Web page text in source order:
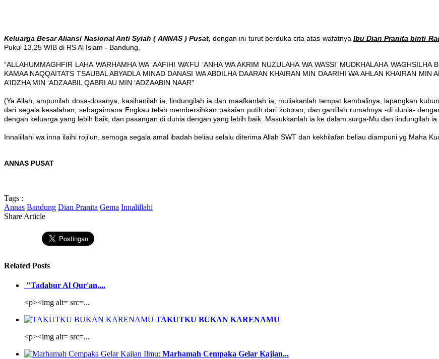
Keluarga Besar Aliansi Nasional Anti Syiah ( ANNAS ) Pusat,dengan ini turut berduka cita atas wafatnya Ibu Dian Pranita binti
Pukul 13.25 WIB di RS Al Islam - Bandung.
“ALLAHUMMAGHFIR LAHA WARHAMHA WA ‘AAFIHI WA’FU ‘ANHA WA AKRIM NUZULAHA WA WASSI’ MUDKHALAHA
KAMAA NAQQAITATS TSAUBAL ABYADLA MINAD DANASI WA ABDILHA DAARAN KHAIRAN MIN DAARIHI WA AHLAN KHAIRAN
A’IDZHA MIN ‘ADZAABIL QABRI AU MIN ‘ADZAABIN NAAR"
(Ya Allah, ampunilah dosa-dosanya, kasihanilah ia, lindungilah ia dan maafkanlah ia, muliakanlah tempat kembalinya, lapangkan
dari segala kesalahan, sebagaimana Engkau telah membersihkan pakaian putih dari kotoran, dan gantilah rumahnya -di dunia-
dengan keluarga yang lebih baik, dan pasangan di dunia dengan yang lebih baik. Masukkanlah ia ke dalam surga-Mu dan lindungilah
Innalillahi wa inna ilaihi roji'un, semoga segala amal ibadah beliau selalu diterima Allah SWT dan kekhilafan beliau diampuni yg Maha
ANNAS PUSAT
Tags :
Annas Bandung Dian Pranita Gema Innalillahi
Share Article
Related Posts
"Tadabur Al Qur'an,...
<p><img alt= src=...
TAKUTKU BUKAN KARENAMU
<p><img alt= src=...
Marhamah Cempaka Gelar Kajian...